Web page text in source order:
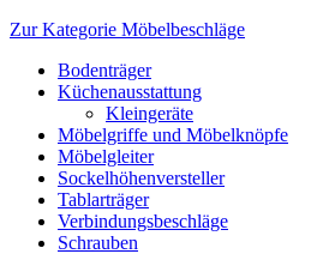
Zur Kategorie Möbelbeschläge
Bodenträger
Küchenausstattung
Kleingeräte
Möbelgriffe und Möbelknöpfe
Möbelgleiter
Sockelhöhenversteller
Tablarträger
Verbindungsbeschläge
Schrauben